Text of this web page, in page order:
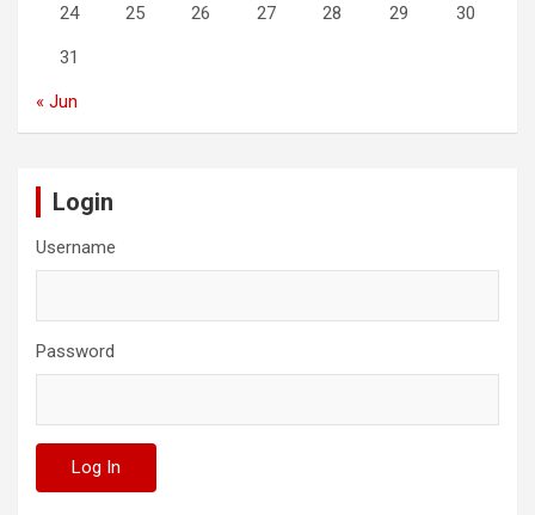
24 25 26 27 28 29 30
31
« Jun
Login
Username
Password